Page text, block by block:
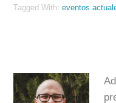
Tagged With:eventos